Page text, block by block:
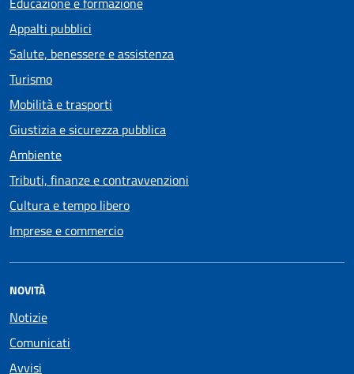
Appalti pubblici
Salute, benessere e assistenza
Turismo
Mobilità e trasporti
Giustizia e sicurezza pubblica
Ambiente
Tributi, finanze e contravvenzioni
Cultura e tempo libero
Imprese e commercio
NOVITÀ
Notizie
Comunicati
Avvisi